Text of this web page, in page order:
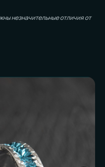
незначительные отличия от